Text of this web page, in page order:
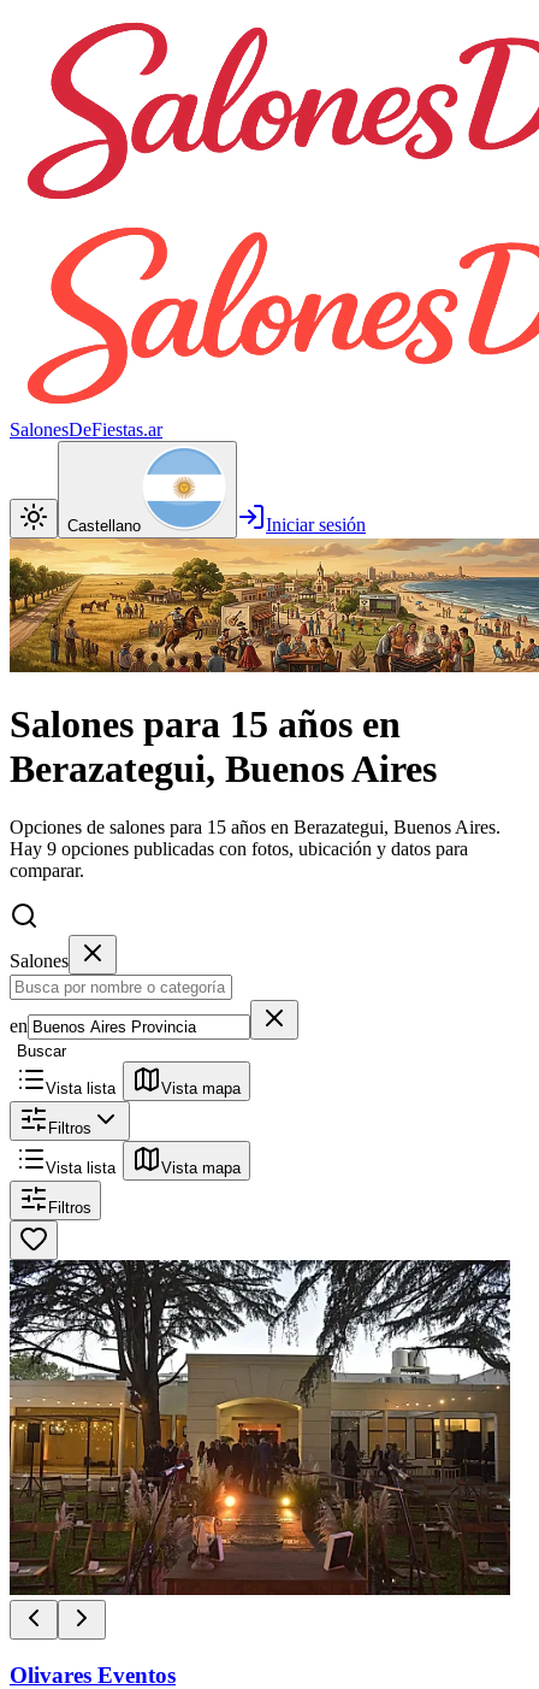
SalonesDeFiestas.ar
Castellano Iniciar sesión
Salones para 15 años en
Berazategui, Buenos Aires
Opciones de salones para 15 años en Berazategui, Buenos Aires.
Hay 9 opciones publicadas con fotos, ubicación y datos para
comparar.
Salones
en
Buscar
Vista lista Vista mapa
Filtros
Vista lista Vista mapa
Filtros
Olivares Eventos